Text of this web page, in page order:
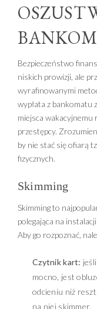
Bezpieczeństwo
niskich prowizji, ale
wyrafinowanymi
wypłata z bankomatu
miejsca
przestępcy.
by nie stać się ofiarą
fizycznych.
Skimming
Skimming to
polegająca na
Aby go rozpoznać,
Czytnik kart:
mocno, jest
odcieniu niż
na niej skimmer.